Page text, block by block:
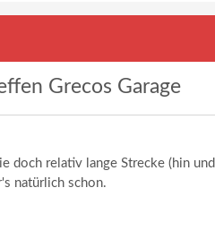
Grecos Garage
doch relativ lange Strecke (hin und
natürlich schon.